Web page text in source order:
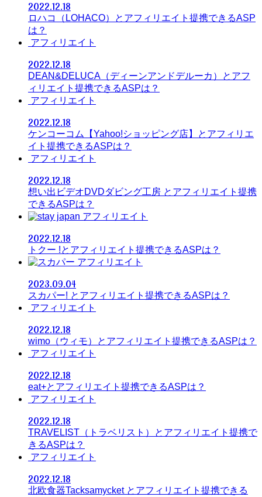
2022.12.18
ロハコ（LOHACO）とアフィリエイト提携できるASP
は？
アフィリエイト
2022.12.18
DEAN&DELUCA（ディーンアンドデルーカ）とアフ
ィリエイト提携できるASPは？
アフィリエイト
2022.12.18
ケンコーコム【Yahoo!ショッピング店】とアフィリエ
イト提携できるASPは？
アフィリエイト
2022.12.18
想い出ビデオDVDダビング工房 とアフィリエイト提携
できるASPは？
アフィリエイト
2022.12.18
トクー !とアフィリエイト提携できるASPは？
アフィリエイト
2023.09.04
スカパー! とアフィリエイト提携できるASPは？
アフィリエイト
2022.12.18
wimo（ウィモ）とアフィリエイト提携できるASPは？
アフィリエイト
2022.12.18
eat+とアフィリエイト提携できるASPは？
アフィリエイト
2022.12.18
TRAVELIST（トラベリスト）とアフィリエイト提携で
きるASPは？
アフィリエイト
2022.12.18
北欧食器Tacksamycket とアフィリエイト提携できる